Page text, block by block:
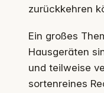
zurückkehren
Ein großes
Hausgeräten
und teilweise
sortenreines